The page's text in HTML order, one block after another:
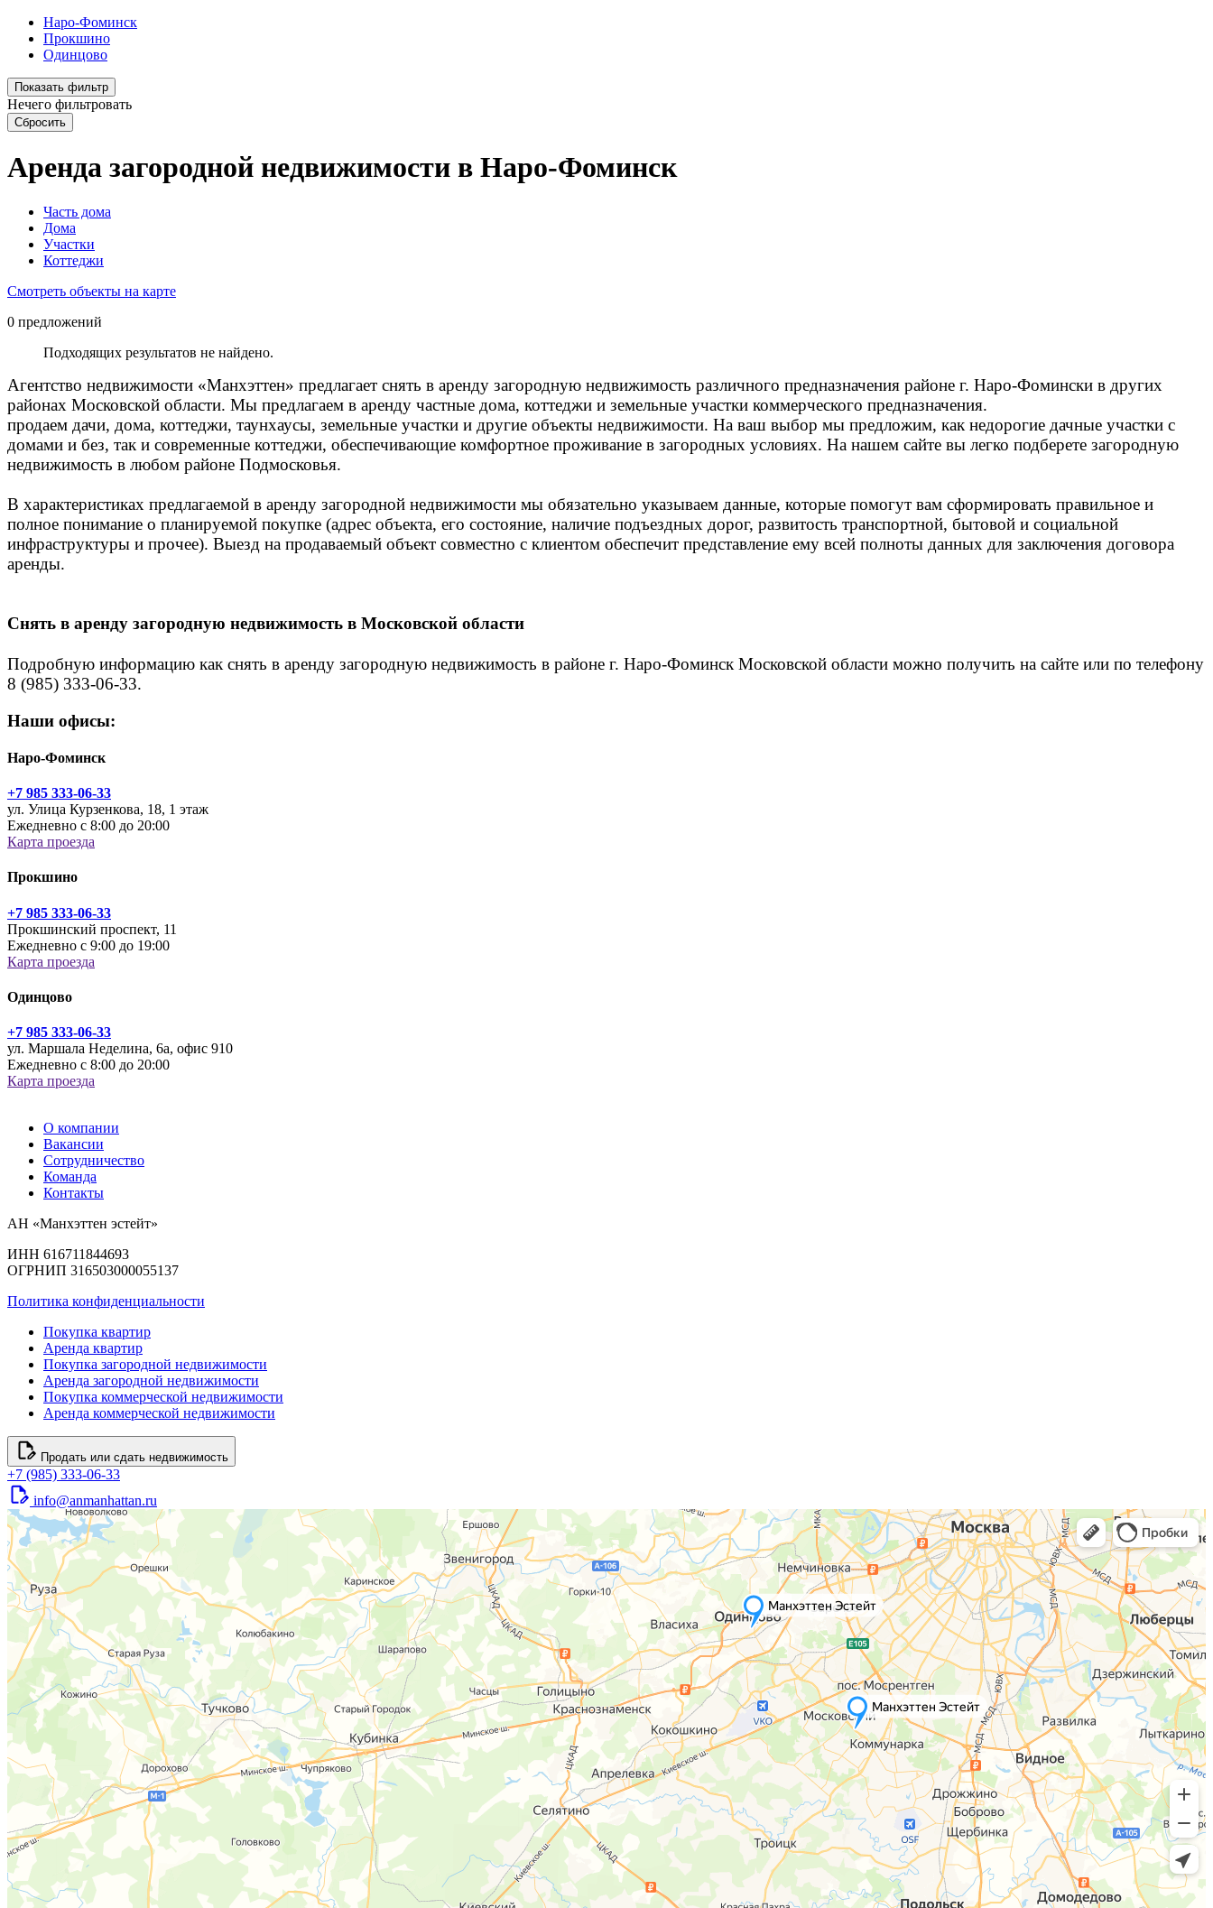
Наро-Фоминск
Прокшино
Одинцово
Показать фильтр
Нечего фильтровать
Сбросить
Аренда загородной недвижимости в Наро-Фоминск
Часть дома
Дома
Участки
Коттеджи
Смотреть объекты на карте
0 предложений
Подходящих результатов не найдено.
Агентство недвижимости «Манхэттен» предлагает снять в аренду загородную недвижимость различного предназначения районе г. Наро-Фомински в других
районах Московской области. Мы предлагаем в аренду частные дома, коттеджи и земельные участки коммерческого предназначения.
продаем дачи, дома, коттеджи, таунхаусы, земельные участки и другие объекты недвижимости. На ваш выбор мы предложим, как недорогие дачные участки с
домами и без, так и современные коттеджи, обеспечивающие комфортное проживание в загородных условиях. На нашем сайте вы легко подберете загородную
недвижимость в любом районе Подмосковья.
В характеристиках предлагаемой в аренду загородной недвижимости мы обязательно указываем данные, которые помогут вам сформировать правильное и
полное понимание о планируемой покупке (адрес объекта, его состояние, наличие подъездных дорог, развитость транспортной, бытовой и социальной
инфраструктуры и прочее). Выезд на продаваемый объект совместно с клиентом обеспечит представление ему всей полноты данных для заключения договора
аренды.
Снять в аренду загородную недвижимость в Московской области
Подробную информацию как снять в аренду загородную недвижимость в районе г. Наро-Фоминск Московской области можно получить на сайте или по телефону
8 (985) 333-06-33.
Наши офисы:
Наро-Фоминск
+7 985 333-06-33
ул. Улица Курзенкова, 18, 1 этаж
Ежедневно с 8:00 до 20:00
Карта проезда
Прокшино
+7 985 333-06-33
Прокшинский проспект, 11
Ежедневно с 9:00 до 19:00
Карта проезда
Одинцово
+7 985 333-06-33
ул. Маршала Неделина, 6а, офис 910
Ежедневно с 8:00 до 20:00
Карта проезда
О компании
Вакансии
Сотрудничество
Команда
Контакты
АН «Манхэттен эстейт»
ИНН 616711844693
ОГРНИП 316503000055137
Политика конфиденциальности
Покупка квартир
Аренда квартир
Покупка загородной недвижимости
Аренда загородной недвижимости
Покупка коммерческой недвижимости
Аренда коммерческой недвижимости
Продать или сдать недвижимость
+7 (985) 333-06-33
info@anmanhattan.ru